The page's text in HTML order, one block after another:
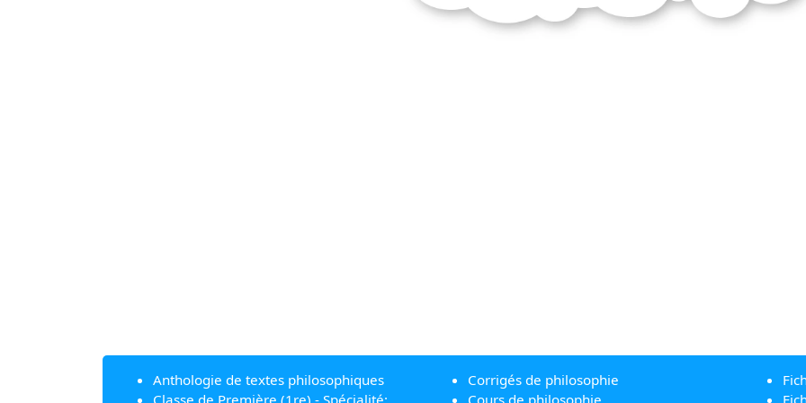
Anthologie de textes philosophiques
Classe de Première (1re) - Spécialité:
Corrigés de philosophie
Cours de philosophie